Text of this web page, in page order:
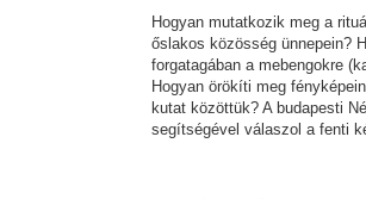
Hogyan mutatkozik meg a
őslakos közösség ünnepein?
forgatagában a mebengokre
Hogyan örökíti meg
kutat közöttük? A budapesti
segítségével válaszol a fenti